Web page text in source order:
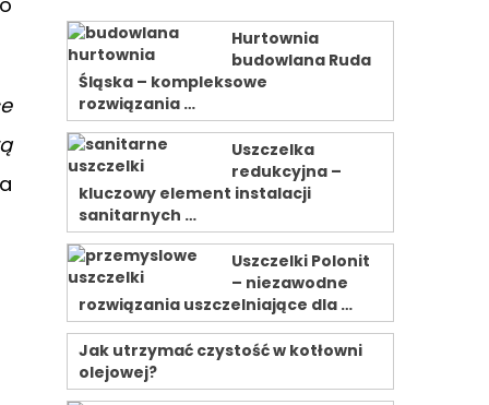
Hurtownia
budowlana Ruda
Śląska – kompleksowe
rozwiązania …
Uszczelka
redukcyjna –
kluczowy element instalacji
sanitarnych …
Uszczelki Polonit
– niezawodne
rozwiązania uszczelniające dla …
Jak utrzymać czystość w kotłowni
olejowej?